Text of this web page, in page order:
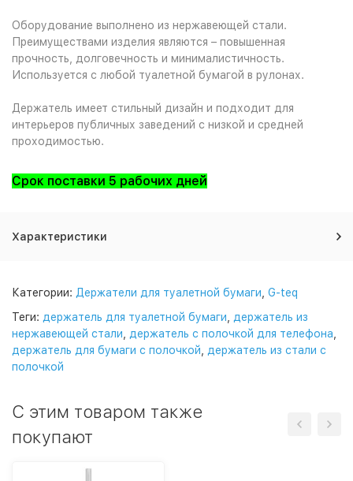
Оборудование выполнено из нержавеющей стали.
Преимуществами изделия являются – повышенная
прочность, долговечность и минималистичность.
Используется с любой туалетной бумагой в рулонах.
Держатель имеет стильный дизайн и подходит для
интерьеров публичных заведений с низкой и средней
проходимостью.
Срок поставки 5 рабочих дней
Характеристики
Категории: Держатели для туалетной бумаги G-teq
Теги: держатель для туалетной бумаги
держатель из
нержавеющей стали
держатель с полочкой для телефона
держатель для бумаги с полочкой
держатель из стали с
полочкой
C этим товаром также
покупают